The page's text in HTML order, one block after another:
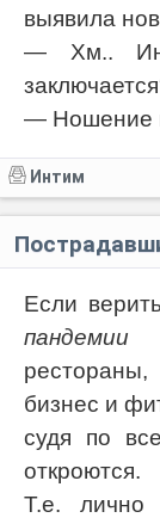
выявила
— Хм..
— Ношение
Интим
Если
пандемии
рестораны,
бизнес и
судя по
откроются.
Т.е.